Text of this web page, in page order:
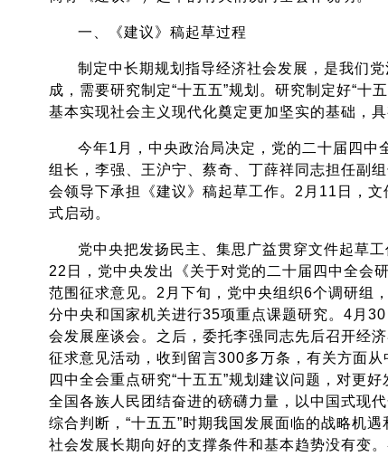
一、《建议》稿起草过程
制定中长期规划指导经济社会发展，是我们
成，需要研究制定“十五五”规划。研究制定好“十
基本实现社会主义现代化奠定更加坚实的基础，具
今年1月，中央政治局决定，党的二十届四中
组长，李强、王沪宁、蔡奇、丁薛祥同志担任副
会领导下承担《建议》稿起草工作。2月11日，
式启动。
党中央把发扬民主、集思广益贯穿文件起草
22日，党中央发出《关于对党的二十届四中全会
范围征求意见。2月下旬，党中央组织6个调研组
分中央和国家机关进行35项重点课题研究。4月
会发展座谈会。之后，委托李强同志先后召开经
征求意见活动，收到留言300多万条，有关方面
四中全会重点研究“十五五”规划建议问题，对更
全国各族人民团结奋进的磅礴力量，以中国式现
综合判断，“十五五”时期我国发展面临的战略机
社会发展长期向好的支撑条件和基本趋势没有变